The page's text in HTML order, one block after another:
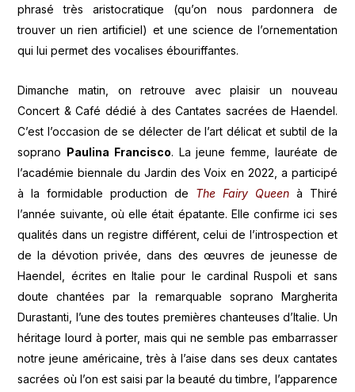
phrasé très aristocratique (qu’on nous pardonnera de
trouver un rien artificiel) et une science de l’ornementation
qui lui permet des vocalises ébouriffantes.
Dimanche matin, on retrouve avec plaisir un nouveau
Concert & Café dédié à des Cantates sacrées de Haendel.
C’est l’occasion de se délecter de l’art délicat et subtil de la
soprano
Paulina Francisco. La jeune femme, lauréate de
l’académie biennale du Jardin des Voix en 2022, a participé
à la formidable production de The Fairy Queen à Thiré
l’année suivante, où elle était épatante. Elle confirme ici ses
qualités dans un registre différent, celui de l’introspection et
de la dévotion privée, dans des œuvres de jeunesse de
Haendel, écrites en Italie pour le cardinal Ruspoli et sans
doute chantées par la remarquable soprano Margherita
Durastanti, l’une des toutes premières chanteuses d’Italie. Un
héritage lourd à porter, mais qui ne semble pas embarrasser
notre jeune américaine, très à l’aise dans ses deux cantates
sacrées où l’on est saisi par la beauté du timbre, l’apparence